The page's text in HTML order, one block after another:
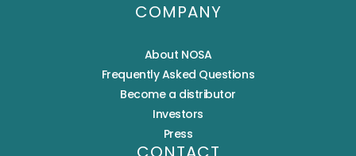
COMPANY
About NOSA
Frequently Asked Questions
Become a distributor
Investors
Press